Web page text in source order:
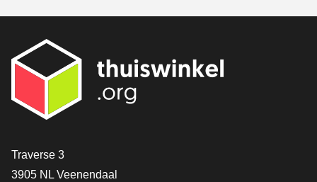
[_General:Contact]
Traverse 3
3905 NL Veenendaal